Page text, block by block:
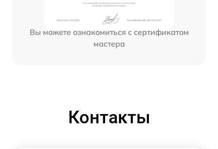
Вы можете ознакомиться с сертификатом
мастера
Контакты